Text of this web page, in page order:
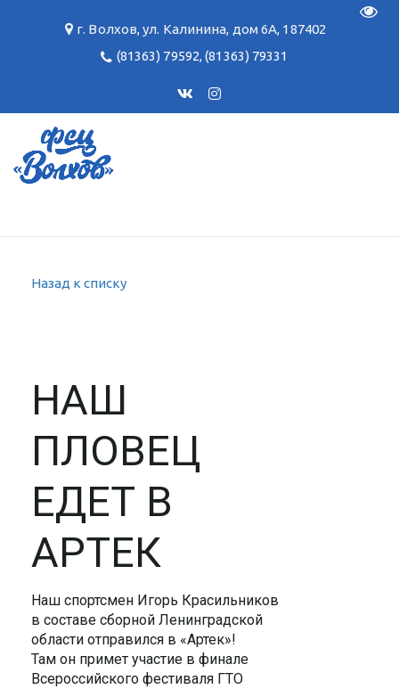
г. Волхов,ул. Калинина, дом 6А, 187402
(81363) 79592,(81363) 79331
Назад к списку
НАШ
ПЛОВЕЦ
ЕДЕТ В
АРТЕК
Наш спортсмен Игорь Красильников
в составе сборной Ленинградской
области отправился в «Артек»!
Там он примет участие в финале
Всероссийского фестиваля ГТО